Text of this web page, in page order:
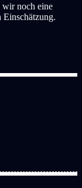
wir noch eine
Einschätzung.